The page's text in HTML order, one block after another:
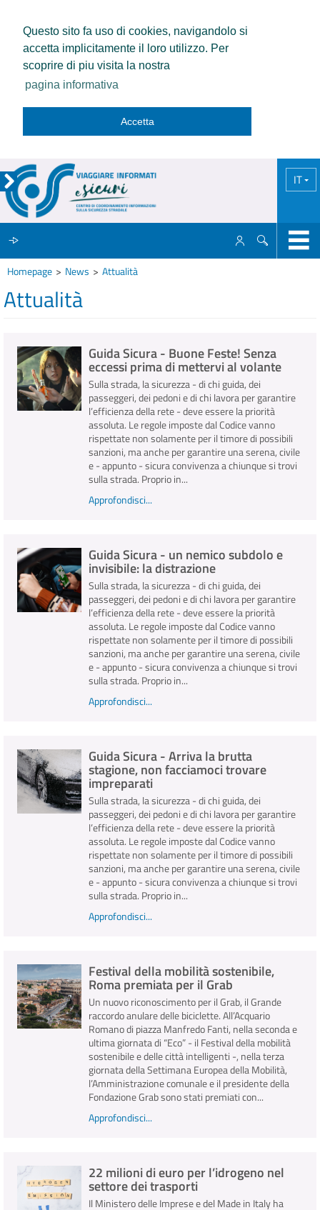
Questo sito fa uso di cookies, navigandolo si
accetta implicitamente il loro utilizzo. Per
scoprire di piu visita la nostra
pagina informativa
Accetta
IT
IL CCISS
INFO E MEDIA
IN VIAGGIO
Homepage News Attualità
Attualità
Guida Sicura - Buone Feste! Senza
eccessi prima di mettervi al volante
Sulla strada, la sicurezza - di chi guida, dei
passeggeri, dei pedoni e di chi lavora per garantire
l’efficienza della rete - deve essere la priorità
assoluta. Le regole imposte dal Codice vanno
rispettate non solamente per il timore di possibili
sanzioni, ma anche per garantire una serena, civile
e - appunto - sicura convivenza a chiunque si trovi
sulla strada. Proprio in...
Approfondisci...
Guida Sicura - un nemico subdolo e
invisibile: la distrazione
Sulla strada, la sicurezza - di chi guida, dei
passeggeri, dei pedoni e di chi lavora per garantire
l’efficienza della rete - deve essere la priorità
assoluta. Le regole imposte dal Codice vanno
rispettate non solamente per il timore di possibili
sanzioni, ma anche per garantire una serena, civile
e - appunto - sicura convivenza a chiunque si trovi
sulla strada. Proprio in...
Approfondisci...
Guida Sicura - Arriva la brutta
stagione, non facciamoci trovare
impreparati
Sulla strada, la sicurezza - di chi guida, dei
passeggeri, dei pedoni e di chi lavora per garantire
l’efficienza della rete - deve essere la priorità
assoluta. Le regole imposte dal Codice vanno
rispettate non solamente per il timore di possibili
sanzioni, ma anche per garantire una serena, civile
e - appunto - sicura convivenza a chiunque si trovi
sulla strada. Proprio in...
Approfondisci...
Festival della mobilità sostenibile,
Roma premiata per il Grab
Un nuovo riconoscimento per il Grab, il Grande
raccordo anulare delle biciclette. All’Acquario
Romano di piazza Manfredo Fanti, nella seconda e
ultima giornata di “Eco” - il Festival della mobilità
sostenibile e delle città intelligenti -, nella terza
giornata della Settimana Europea della Mobilità,
l’Amministrazione comunale e il presidente della
Fondazione Grab sono stati premiati con...
Approfondisci...
22 milioni di euro per l’idrogeno nel
settore dei trasporti
Il Ministero delle Imprese e del Made in Italy ha